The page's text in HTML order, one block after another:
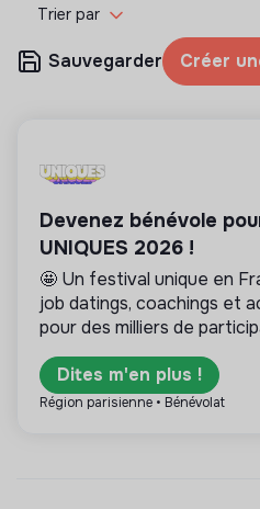
Trier par
Sauvegarder Créer
Devenez bénévole
UNIQUES 2026 !
🤩 Un festival unique en
job datings, coachings et
pour des milliers de
Dites m'en plus !
Région parisienne • Bénévolat